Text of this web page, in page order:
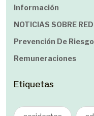
Información
NOTICIAS SOBRE
Prevención De
Remuneraciones
Etiquetas